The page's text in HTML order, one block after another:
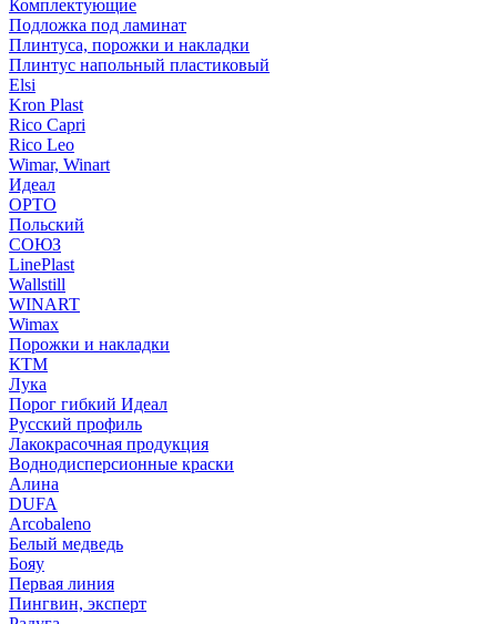
Комплектующие
Подложка под ламинат
Плинтуса, порожки и накладки
Плинтус напольный пластиковый
Elsi
Kron Plast
Rico Capri
Rico Leo
Wimar, Winart
Идеал
ОРТО
Польский
СОЮЗ
LinePlast
Wallstill
WINART
Wimax
Порожки и накладки
КТМ
Лука
Порог гибкий Идеал
Русский профиль
Лакокрасочная продукция
Воднодисперсионные краски
Алина
DUFA
Arcobaleno
Белый медведь
Бояу
Первая линия
Пингвин, эксперт